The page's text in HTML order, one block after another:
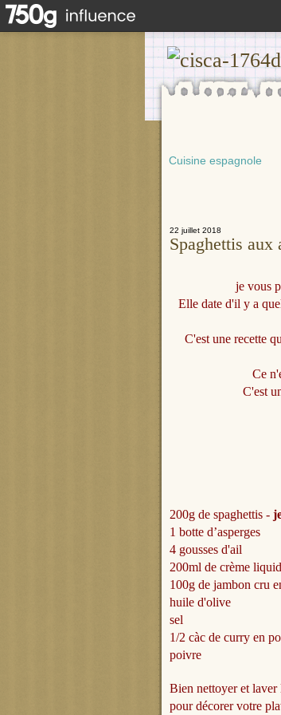
Cuisine espagnole
22 juillet 2018
Spaghettis aux
je vous
Elle date d'il y a
C'est une recette
Ce
C'est
200g de spaghettis -
1 botte d’asperges
4 gousses d'ail
200ml de crème
100g de jambon cru
huile d'olive
sel
1/2 càc de curry en
poivre
Bien nettoyer et laver
pour décorer votre